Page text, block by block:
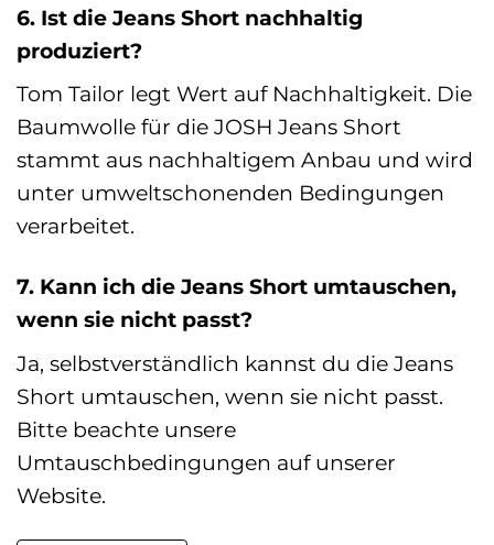
6. Ist die Jeans Short nachhaltig
produziert?
Tom Tailor legt Wert auf Nachhaltigkeit. Die
Baumwolle für die JOSH Jeans Short
stammt aus nachhaltigem Anbau und wird
unter umweltschonenden Bedingungen
verarbeitet.
7. Kann ich die Jeans Short umtauschen,
wenn sie nicht passt?
Ja, selbstverständlich kannst du die Jeans
Short umtauschen, wenn sie nicht passt.
Bitte beachte unsere
Umtauschbedingungen auf unserer
Website.